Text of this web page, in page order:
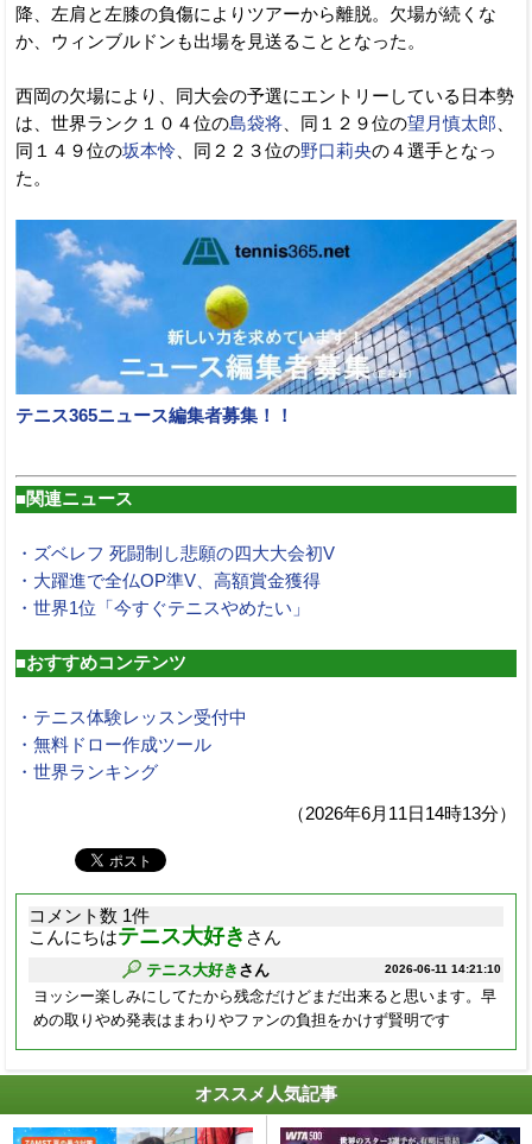
降、左肩と左膝の負傷によりツアーから離脱。欠場が続くな
か、ウィンブルドンも出場を見送ることとなった。
西岡の欠場により、同大会の予選にエントリーしている日本勢
は、世界ランク１０４位の島袋将 、同１２９位の望月慎太郎
同１４９位の坂本怜 、同２２３位の野口莉央の４選手となっ
た。
テニス365ニュース編集者募集！！
■関連ニュース
・ズベレフ 死闘制し悲願の四大大会初V
・大躍進で全仏OP準V、高額賞金獲得
・世界1位「今すぐテニスやめたい」
■おすすめコンテンツ
・テニス体験レッスン受付中
・無料ドロー作成ツール
・世界ランキング
（2026年6月11日14時13分）
コメント数 1件
こんにちはテニス大好き さん
2026-06-11 14:21:10
テニス大好き さん
ヨッシー楽しみにしてたから残念だけどまだ出来ると思います。早
めの取りやめ発表はまわりやファンの負担をかけず賢明です
オススメ人気記事